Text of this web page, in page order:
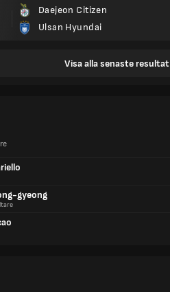
Daejeon Citizen
Ulsan Hyundai
Visa alla senaste resultat
gyeong